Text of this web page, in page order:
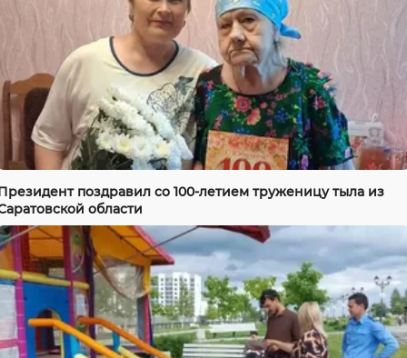
поздравил со 100-летием труженицу тыла из
области